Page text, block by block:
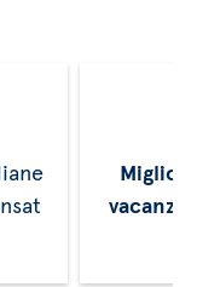
Miglior
vacanze